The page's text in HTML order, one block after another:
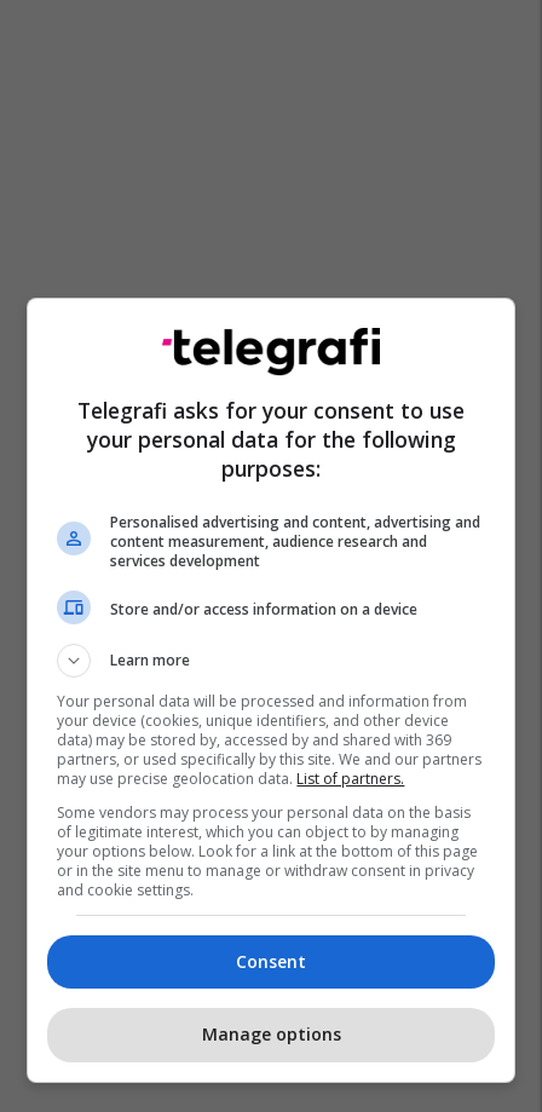
FitbitTelegrafi asks for your consent to use
your personal data for the following
purposes:
Personalised advertising and content, advertising and
content measurement, audience research and
services development
Store and/or access information on a device
Learn more
Your personal data will be processed and information from
your device (cookies, unique identifiers, and other device
data) may be stored by, accessed by and shared with 369
partners, or used specifically by this site. We and our partners
may use precise geolocation data. List of partners.
Some vendors may process your personal data on the basis
of legitimate interest, which you can object to by managing
your options below. Look for a link at the bottom of this page
or in the site menu to manage or withdraw consent in privacy
and cookie settings.
Consent
Manage options